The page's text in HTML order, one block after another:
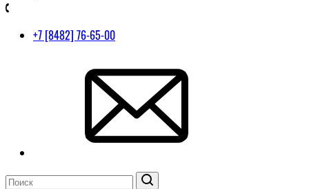
+7 [8482] 76-65-00